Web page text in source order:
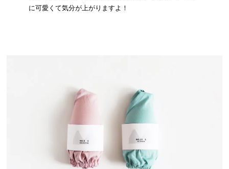
に可愛くて気分が上がりますよ！